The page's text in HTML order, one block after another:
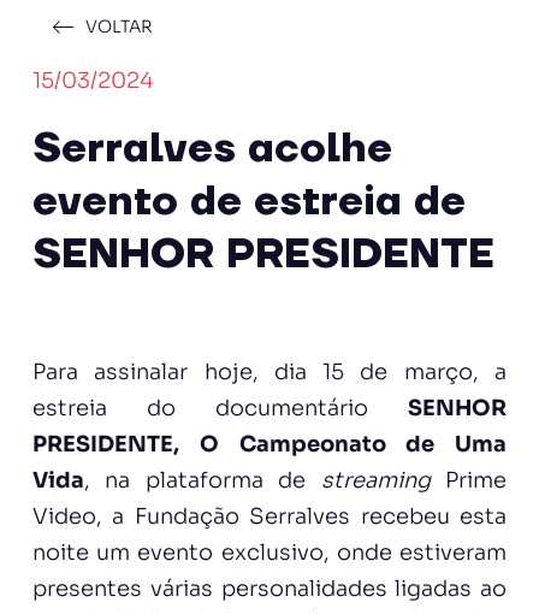
VOLTAR
15/03/2024
Serralves acolhe
evento de estreia de
SENHOR PRESIDENTE
Para assinalar hoje, dia 15 de março, a
estreia do documentárioSENHOR
PRESIDENTE, O Campeonato de Uma
Vida, na plataforma de streamingPrime
Video, a Fundação Serralves recebeu esta
noite um evento exclusivo, onde estiveram
presentes várias personalidades ligadas ao